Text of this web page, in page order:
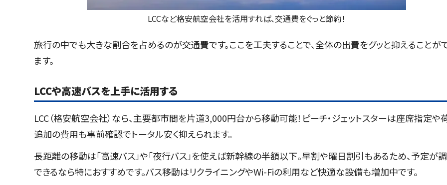
LCCなど格安航空会社を活用すれば、交通費をぐっと節約！
旅行の中でも大きな割合を占めるのが交通費です。ここを工夫することで、全体の出費をグッと抑えることが
ます。
LCCや高速バスを上手に活用する
LCC（格安航空会社）なら、主要都市間を片道3,000円台から移動可能！ピーチ・ジェットスターは座席指定や
追加の費用も事前確認でトータル安く抑えられます。
長距離の移動は「高速バス」や「夜行バス」を使えば新幹線の半額以下。早割や曜日割引もあるため、予定が
できるなら特におすすめです。バス移動はリクライニングやWi-Fiの利用など快適な設備も増加中です。